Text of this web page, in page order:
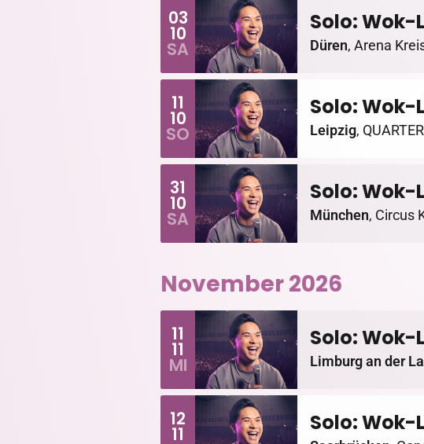
03
10
SA
Solo:
Düren, Arena
11
10
SO
Solo:
Leipzig,
31
10
SA
Solo:
München, Circus
November 2026
11
11
MI
Solo:
Limburg an der
12
11 Solo: